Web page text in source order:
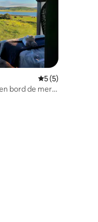
Évaluation
5 (5)
bord de mer |